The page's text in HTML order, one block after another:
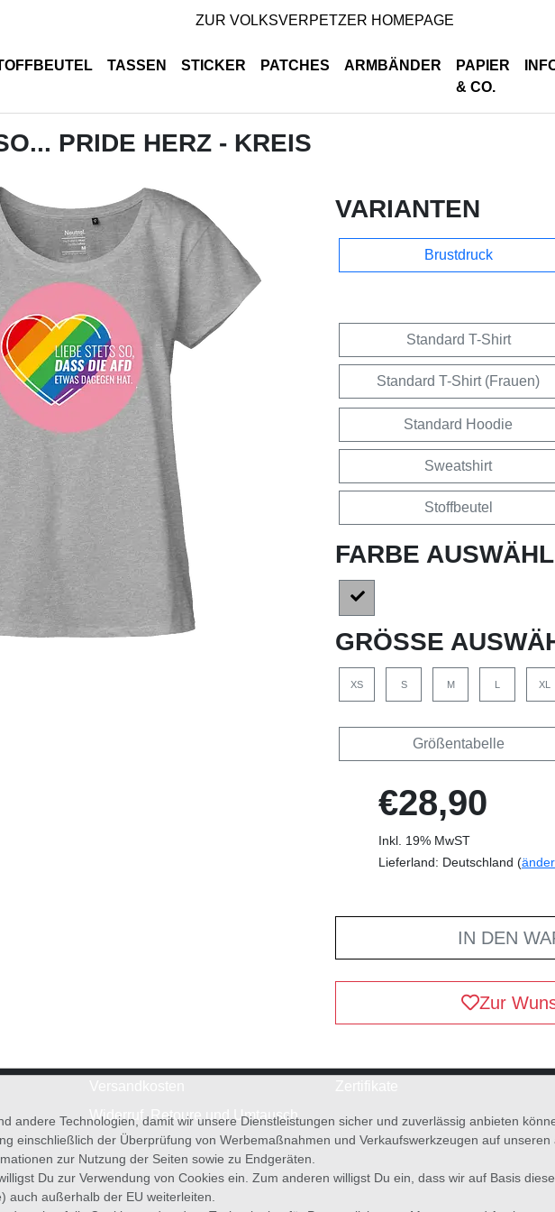
ZUR VOLKSVERPETZER HOMEPAGE
TASSEN STICKER PATCHES ARMBÄNDER
PAPIER
& CO.
PRIDE HERZ - KREIS
VARIANTEN
Brustdruck
Standard T-Shirt
Standard T-Shirt (Frauen)
Standard Hoodie
Sweatshirt
Stoffbeutel
FARBE
GRÖSSE
XS S M L XL
Größentabelle
€28,90
Inkl. 19% MwST
Lieferland: Deutschland (
IN DEN
Zur
Widerruf, Retoure und Umtausch
andere Technologien, damit wir unsere Dienstleistungen sicher und zuverlässig anbieten
einschließlich der Überprüfung von Werbemaßnahmen und Verkaufswerkzeugen auf
zur Nutzung der Seiten sowie zu Endgeräten.
Du zur Verwendung von Cookies ein. Zum anderen willigst Du ein, dass wir auf Basis
auch außerhalb der EU weiterleiten.